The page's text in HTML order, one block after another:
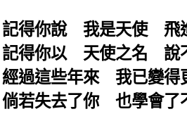
記得你說 我是天使 飛
記得你以 天使之名 說
經過這些年來 我已變得
倘若失去了你 也學會了